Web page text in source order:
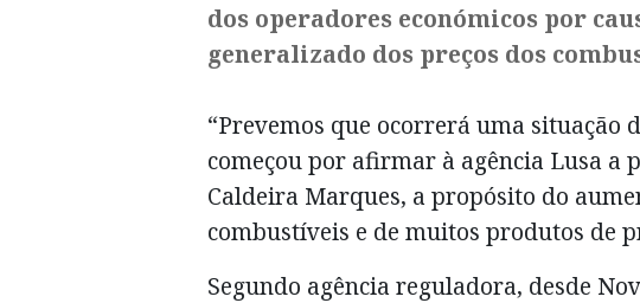
dos operadores económicos por
generalizado dos preços dos
“Prevemos que ocorrerá uma situação
começou por afirmar à agência Lusa a
Caldeira Marques, a propósito do
combustíveis e de muitos produtos de
Segundo agência reguladora, desde